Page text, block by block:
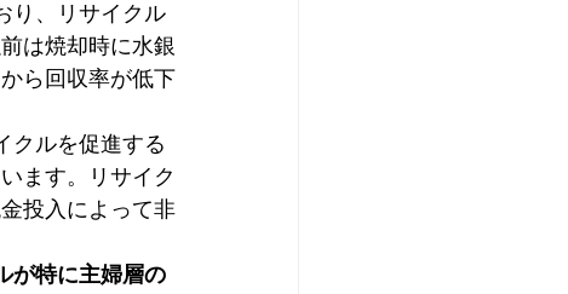
り、リサイクル
は焼却時に水銀
ら回収率が低下
クルを促進する
ます。リサイク
投入によって非
が特に主婦層の